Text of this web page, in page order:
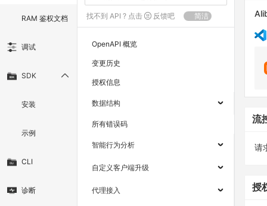
RAM 鉴权文档
调试
SDK
安装
示例
CLI
诊断
找不到 API ? 点击 反馈吧 简洁
OpenAPI 概览
变更历史
授权信息
数据结构
所有错误码
智能行为分析
自定义客户端升级
代理接入
流
请
授